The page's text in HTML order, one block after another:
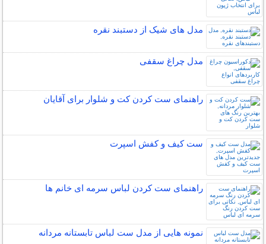
مدل های شیک از دستبند نقره
مدل چراغ سقفی
راهنمای ست کردن کت و شلوار برای آقایان
ست کیف و کفش اسپرت
راهنمای ست کردن لباس سرمه ای خانم ها
نمونه هایی از مدل ست لباس تابستانه مردانه